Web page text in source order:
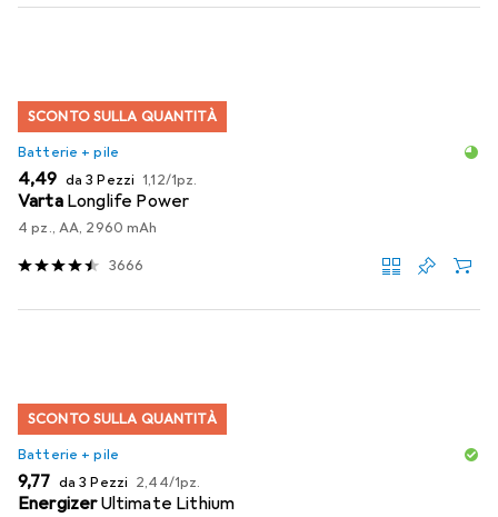
SCONTO SULLA QUANTITÀ
Batterie + pile
EUR
4,49 da 3 Pezzi EUR
1,12/1pz.
Varta Longlife Power
4 pz., AA, 2960 mAh
3666
SCONTO SULLA QUANTITÀ
Batterie + pile
EUR
9,77 da 3 Pezzi EUR
2,44/1pz.
EnergizerUltimate Lithium